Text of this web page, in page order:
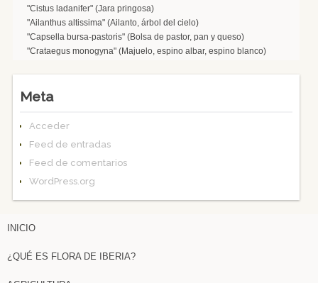
"Cistus ladanifer" (Jara pringosa)
"Ailanthus altissima" (Ailanto, árbol del cielo)
"Capsella bursa-pastoris" (Bolsa de pastor, pan y queso)
"Crataegus monogyna" (Majuelo, espino albar, espino blanco)
Meta
Acceder
Feed de entradas
Feed de comentarios
WordPress.org
INICIO
¿QUÉ ES FLORA DE IBERIA?